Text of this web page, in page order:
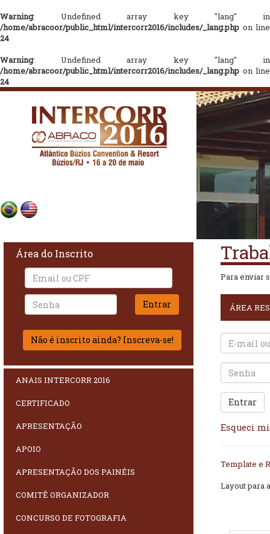
Warning: Undefined array key "lang" in
/home/abracoor/public_html/intercorr2016/includes/_lang.php on line
24
Warning: Undefined array key "lang" in
/home/abracoor/public_html/intercorr2016/includes/_lang.php on line
24
Área do Inscrito
Não é inscrito ainda? Inscreva-se!
ANAIS INTERCORR 2016
CERTIFICADO
APRESENTAÇÃO
APOIO
APRESENTAÇÃO DOS PAINÉIS
COMITÊ ORGANIZADOR
CONCURSO DE FOTOGRAFIA
Para enviar
ÁREA
Entrar
Esqueci
Template e
Layout para